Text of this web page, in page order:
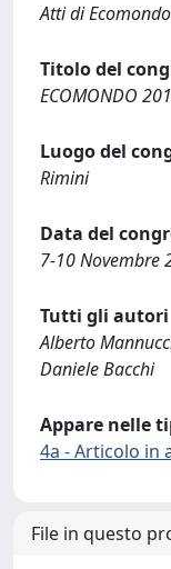
Atti di
Titolo del
ECOMONDO
Luogo del
Rimini
Data del
7-10 Novembre
Tutti gli autori
Alberto
Daniele Bacchi
Appare nelle
4a - Articolo in
File in questo